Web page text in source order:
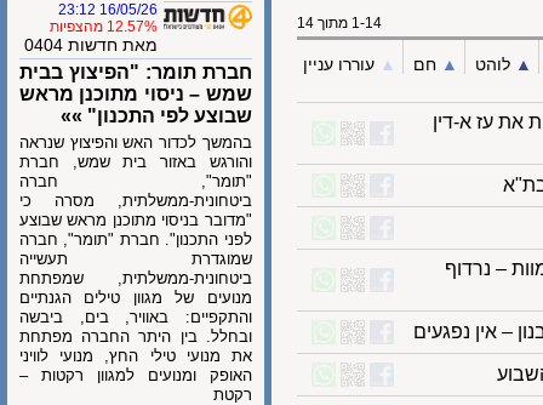
1-14 מתוך 14
לוהט ▲︎ חם ▲︎ עוררו עניין
את עז א-דין
– נרדוף
אין נפגעים
16/05/26 23:12
12.57% מהצפיות
מאת חדשות 0404
חברת תומר: "הפיצוץ בבית
שמש – ניסוי מתוכנן מראש
שבוצע לפי התכנון" »»
בהמשך לכדור האש והפיצוץ שנראה
והורגש באזור בית שמש, חברת
"תומר", חברה
ביטחונית-ממשלתית, מסרה כי
"מדובר בניסוי מתוכנן מראש שבוצע
לפני התכנון". חברת "תומר", חברה
שמוגדרת תעשייה
ביטחונית-ממשלתית, שמפתחת
מנועים של מגוון טילים הגנתיים
והתקפיים: באוויר, בים, ביבשה
ובחלל. בין היתר החברה מפתחת
את מנועי טילי החץ, מנועי לוויני
האופק ומנועים למגוון רקטות –
רקטת